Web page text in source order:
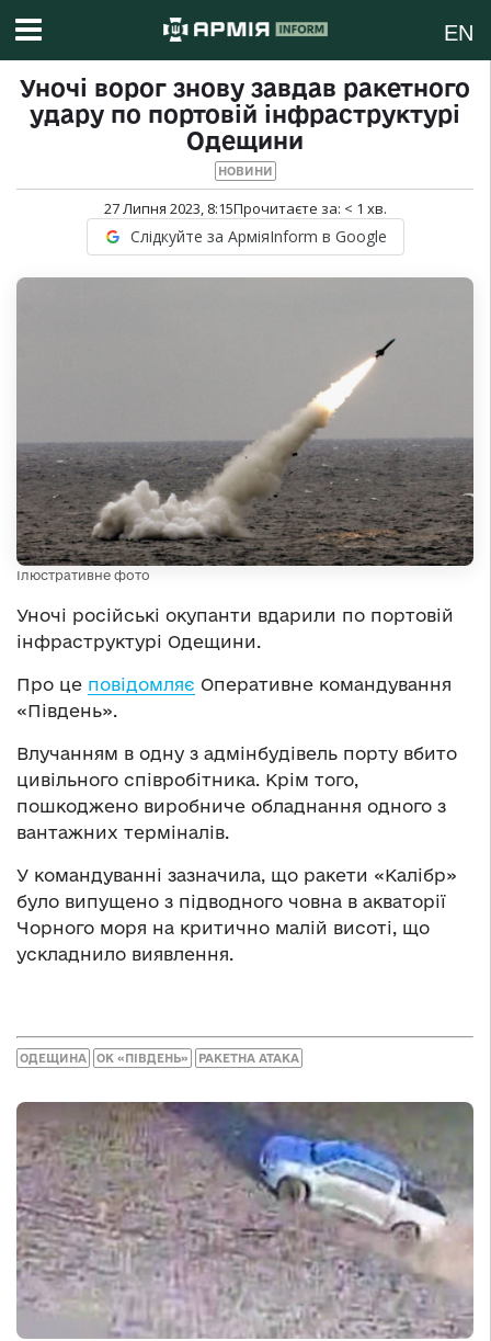
EN
Уночі ворог знову завдав ракетного
удару по портовій інфраструктурі
Одещини
НОВИНИ
27 Липня 2023, 8:15Прочитаєте за: < 1 хв.
Слідкуйте за АрміяInform в Google
Ілюстративне фото
Уночі російські окупанти вдарили по портовій
інфраструктурі Одещини.
Про це повідомляє Оперативне командування
«Південь».
Влучанням в одну з адмінбудівель порту вбито
цивільного співробітника. Крім того,
пошкоджено виробниче обладнання одного з
вантажних терміналів.
У командуванні зазначила, що ракети «Калібр»
було випущено з підводного човна в акваторії
Чорного моря на критично малій висоті, що
ускладнило виявлення.
ОДЕЩИНА ОК «ПІВДЕНЬ» РАКЕТНА АТАКА